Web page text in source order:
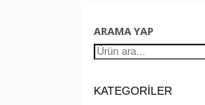
ARAMA YAP
KATEGORİLER